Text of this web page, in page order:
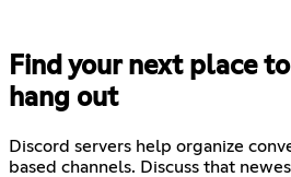
Find your next place
hang out
Discord servers help organize
based channels. Discuss that